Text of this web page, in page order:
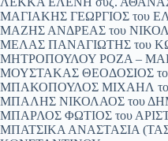
ΜΑΓΙΑΚΗΣ ΓΕΩΡΓΙΟΣ του
ΜΑΖΗΣ ΑΝΔΡΕΑΣ του
ΜΕΛΑΣ ΠΑΝΑΓΙΩΤΗΣ του
ΜΗΤΡΟΠΟΥΛΟΥ ΡΟΖΑ –
ΜΟΥΣΤΑΚΑΣ ΘΕΟΔΟΣΙΟΣ
ΜΠΑΚΟΠΟΥΛΟΣ ΜΙΧΑΗΛ
ΜΠΑΛΗΣ ΝΙΚΟΛΑΟΣ του
ΜΠΑΡΛΟΣ ΦΩΤΙΟΣ του
ΜΠΑΤΣΙΚΑ ΑΝΑΣΤΑΣΙΑ